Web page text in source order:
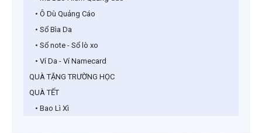
• Ô Dù Quảng Cáo
• Sổ Bìa Da
• Sổ note - Sổ lò xo
• Ví Da - Ví Namecard
QUÀ TẶNG TRƯỜNG HỌC
QUÀ TẾT
• Bao Lì Xì